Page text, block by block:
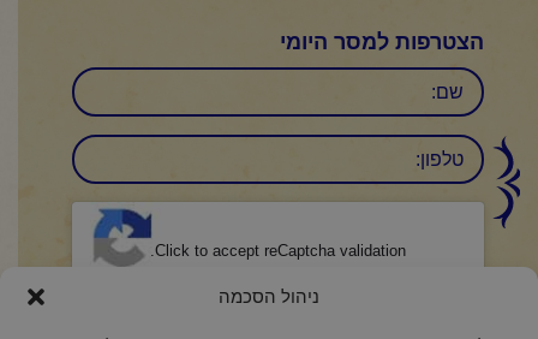
ניהול הסכמה
הצטרפות למסר היומי
טלפון:
Click to accept reCaptcha validation.